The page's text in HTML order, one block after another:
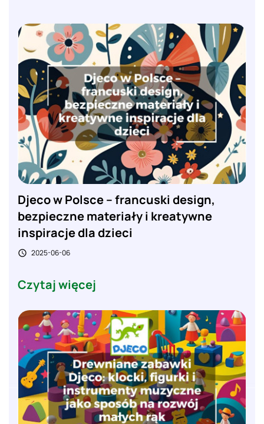
Djeco w Polsce – francuski design,
bezpieczne materiały i kreatywne
inspiracje dla dzieci
 2025-06-06
Czytaj więcej